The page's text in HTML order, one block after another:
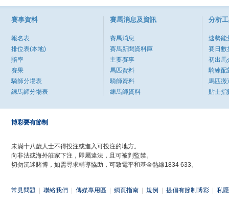
賽事資料
報名表
排位表(本地)
賠率
賽果
騎師分場表
練馬師分場表
賽馬消息及資訊
賽馬消息
賽馬新聞資料庫
主要賽事
馬匹資料
騎師資料
練馬師資料
分析
速勢能
賽日數
初出馬
騎練配
馬匹搬
貼士指
博彩要有節制
未滿十八歲人士不得投注或進入可投注的地方。
向非法或海外莊家下注，即屬違法，且可被判監禁。
切勿沉迷賭博，如需尋求輔導協助，可致電平和基金熱線1834 633。
常見問題 聯絡我們 傳媒專用區 網頁指南 規例 提倡有節制博彩 私